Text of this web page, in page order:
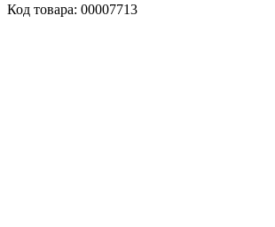
Код товара: 00007713